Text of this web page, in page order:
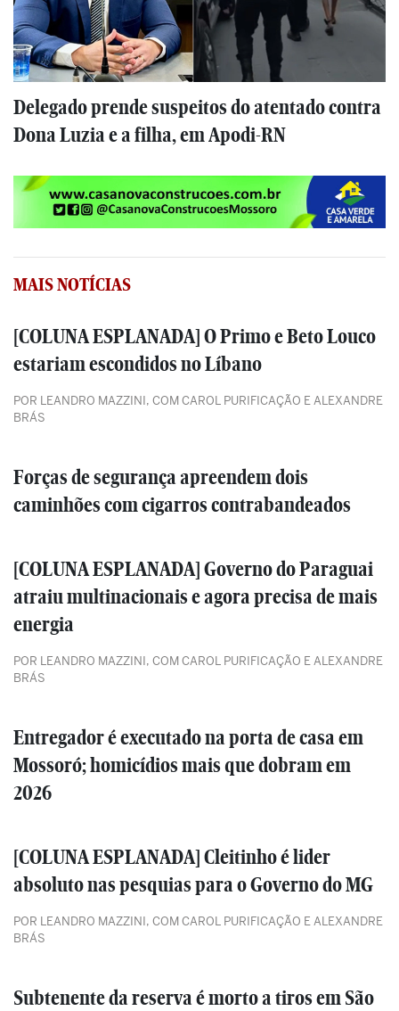
Delegado prende suspeitos do atentado contra
Dona Luzia e a filha, em Apodi-RN
MAIS NOTÍCIAS
[COLUNA ESPLANADA] O Primo e Beto Louco
estariam escondidos no Líbano
POR LEANDRO MAZZINI, COM CAROL PURIFICAÇÃO E ALEXANDRE
BRÁS
Forças de segurança apreendem dois
caminhões com cigarros contrabandeados
[COLUNA ESPLANADA] Governo do Paraguai
atraiu multinacionais e agora precisa de mais
energia
POR LEANDRO MAZZINI, COM CAROL PURIFICAÇÃO E ALEXANDRE
BRÁS
Entregador é executado na porta de casa em
Mossoró; homicídios mais que dobram em
2026
[COLUNA ESPLANADA] Cleitinho é lider
absoluto nas pesquias para o Governo do MG
POR LEANDRO MAZZINI, COM CAROL PURIFICAÇÃO E ALEXANDRE
BRÁS
Subtenente da reserva é morto a tiros em São